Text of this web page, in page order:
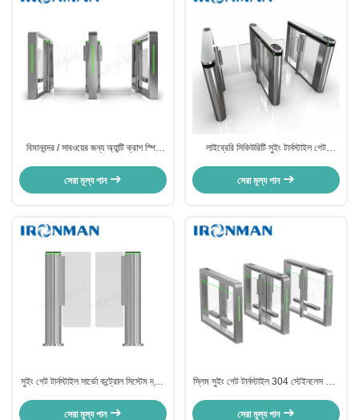
বিমানবন্দর / সাবওয়ের জন্য অ্যান্টি ক্রাশ স্পিড
সেরা মূল্য পান
লাইব্রেরি সিকিউরিটি সুইং টার্নস্টাইল গেট
গেট
সেরা মূল্য পান
সুইং গেট টার্নস্টাইল সার্ভো কন্ট্রোল সিস্টেম দ্রুত
সেরা মূল্য পান
স্লিম সুইং গেট টার্নস্টাইল 304 স্টেইনলেস স্টীল
সেরা মূল্য পান